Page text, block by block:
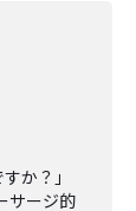
か？」
サージ的